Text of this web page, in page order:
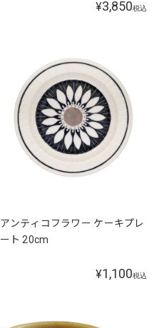
¥3,850税込
アンティコフラワー ケーキプレ
ート 20cm
¥1,100税込